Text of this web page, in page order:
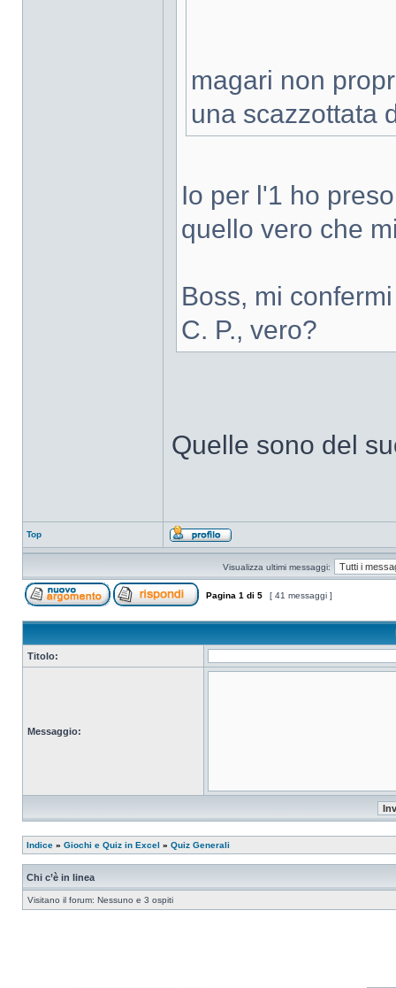
magari non
una scazzottata
Io per l'1 ho
quello vero che
Boss, mi
C. P., vero?
Quelle sono del
Top
Visualizza ultimi messaggi:
Pagina 1 di 5 [ 41 messaggi ]
Titolo:
Messaggio:
Indice » Giochi e Quiz in Excel » Quiz Generali
Chi c’è in linea
Visitano il forum: Nessuno e 3 ospiti